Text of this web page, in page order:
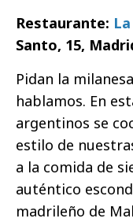
Restaurante:
Santo, 15,
Pidan la
hablamos. En
argentinos se
estilo de
a la comida de
auténtico
madrileño de